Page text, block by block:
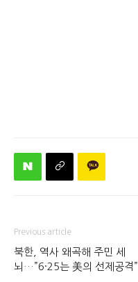
Previous article
북한, 역사 왜곡해 주민 세
뇌…”6·25는 美의 선제공격”